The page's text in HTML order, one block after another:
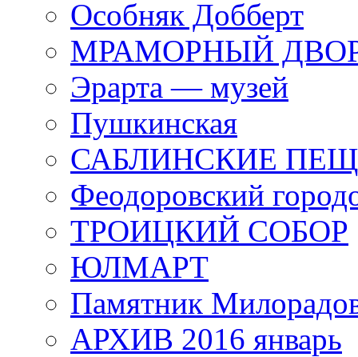
Особняк Добберт
МРАМОРНЫЙ
Эрарта — музей
Пушкинская
САБЛИНСКИЕ
Феодоровский
ТРОИЦКИЙ СОБОР
ЮЛМАРТ
Памятник
АРХИВ 2016 январь